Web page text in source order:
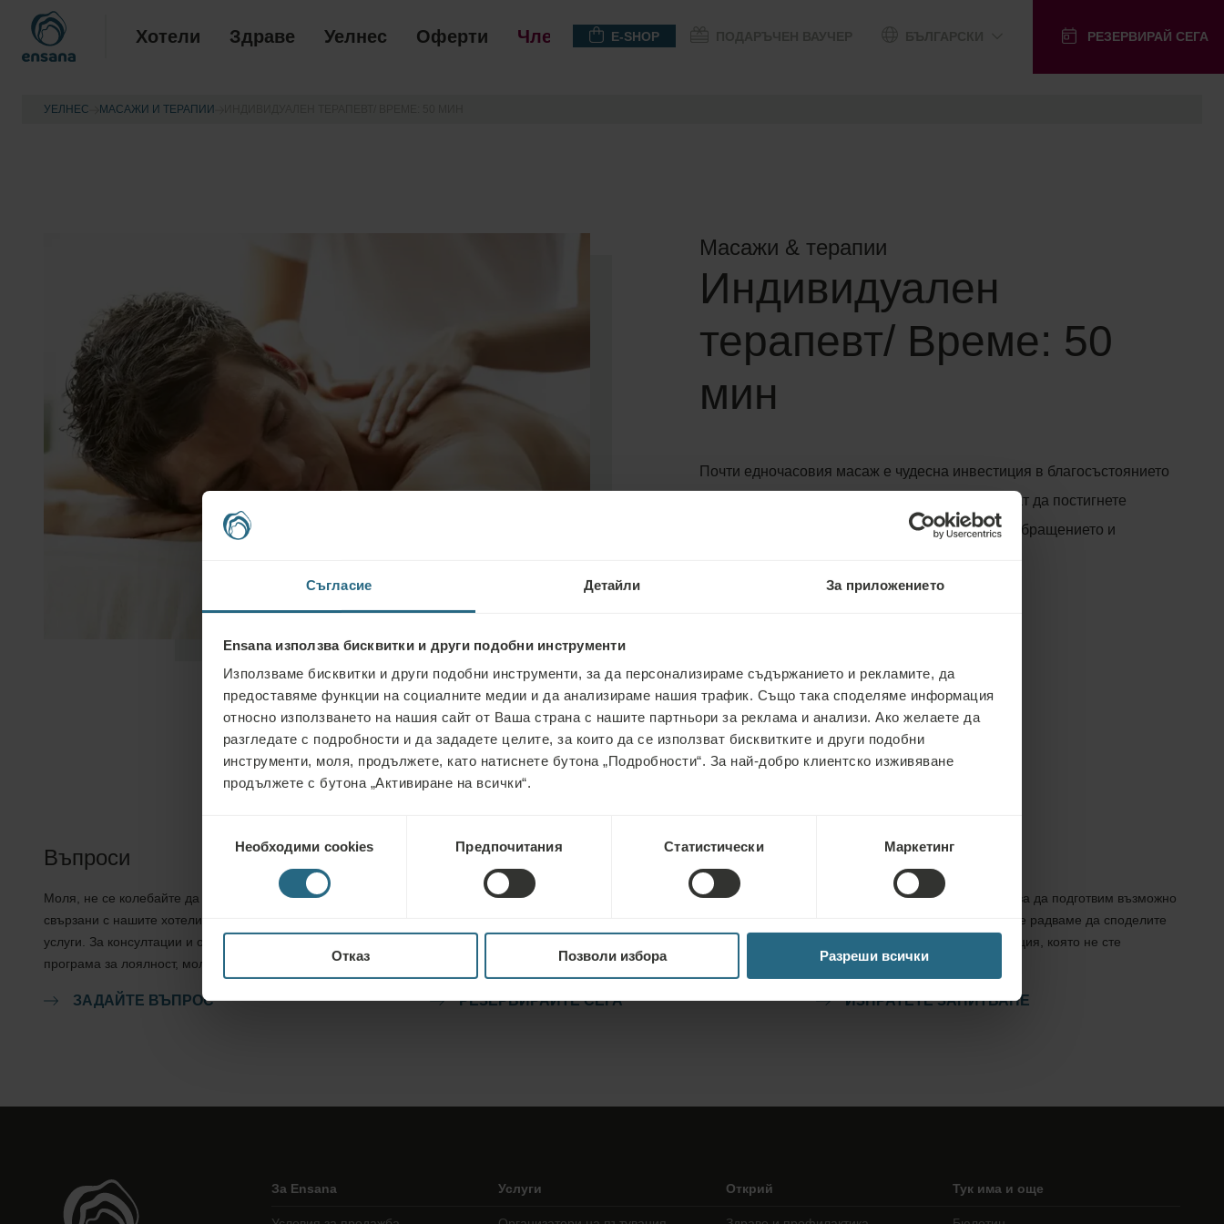
Съгласие Детайли За приложението
Ensana използва бисквитки и други подобни инструменти
Използваме бисквитки и други подобни инструменти, за да персонализираме съдържанието и рекламите, да
предоставяме функции на социалните медии и да анализираме нашия трафик. Също така споделяме информация
относно използването на нашия сайт от Ваша страна с нашите партньори за реклама и анализи. Ако желаете да
разгледате с подробности и да зададете целите, за които да се използват бисквитките и други подобни
инструменти, моля, продължете, като натиснете бутона „Подробности“. За най-добро клиентско изживяване
продължете с бутона „Активиране на всички“.
Необходими cookies Предпочитания Статистически Маркетинг
Отказ Позволи избора Разреши всички
Хотели Здраве Уелнес Оферти Членство E-SHOP РЕЗЕРВИРАЙ СЕГА
УЕЛНЕС МАСАЖИ И ТЕРАПИИ
Масажи & терапии
Индивидуален
терапевт/ Време: 50
мин
Почти едночасовия масаж е чудесна инвестиция в благосъстоянието
Ви. Нашите масажисти с радост ще Ви помогнат да постигнете
оптимално здраве чрез увеличаване на кръвообращението и
Въпроси
Моля, не се колебайте да се свържете с нас за въпроси,
свързани с нашите хотели Ensana или предлаганите от нас
услуги. За консултации и отговори, свързани с нашата
програма за лоялност, моля, посетете нашата страница тук.
ЗАДАЙТЕ ВЪПРОС
Резервации
Резервирайте най-добрите ни оферти тук. Ако искате да се
получавате бюлетини за всички новости, кликнете тук.
РЕЗЕРВИРАЙТЕ СЕГА
Запитвания
Изпратете ни Вашето запитване, за да подготвим възможно
най-добрата оферта за Вас. Ще се радваме да споделите
всякаква допълнителна информация, която не сте
намерили на нашия уебсайт.
ИЗПРАТЕТЕ ЗАПИТВАНЕ
За Ensana Услуги Открий Тук има и още